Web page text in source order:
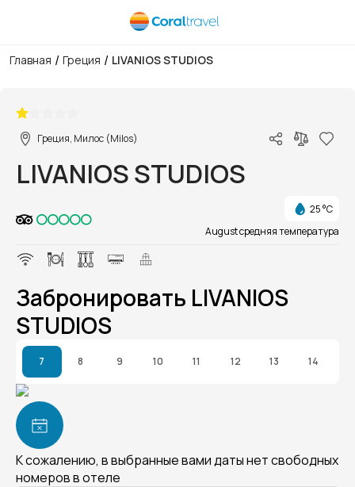
Главная / Греция / LIVANIOS STUDIOS
Греция, Милос (Milos)
LIVANIOS STUDIOS
25 °C
August средняя температура
Забронировать LIVANIOS
STUDIOS
7 8 9 10 11 12 13 14
К сожалению, в выбранные вами даты нет свободных
номеров в отеле